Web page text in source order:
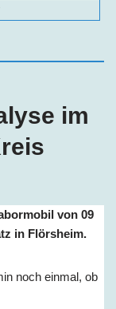
im
von 09
in Flörsheim.
noch einmal, ob